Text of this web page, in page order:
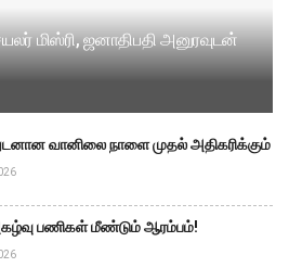
மிஸ்ரி, ஜனாதிபதி அனுரவுடன்
வானிலை நாளை முதல் அதிகரிக்கும்
பணிகள் மீண்டும் ஆரம்பம்!